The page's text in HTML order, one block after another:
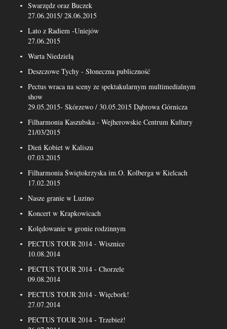
Swarzędz oraz Buczek
27.06.2015/ 28.06.2015
Lato z Radiem -Uniejów
27.06.2015
Warta Niedzielą
Deszczowe Tychy - Słoneczna publiczność
Pectus wraca na sceny ze spektakularnym multimedialnym
show
29.05.2015- Skórzewo / 30.05.2015 Dąbrowa Górnicza
Filharmonia Kaszubska - Wejherowskie Centrum Kultury
21/03/2015
Dień Kobiet w Kaliszu
07.03.2015
Filharmonia Świętokrzyska im.O. Kolberga w Kielcach
17.02.2015
Nasze granie w Luzino
Koncert w Krapkowicach
Kolędowanie w gronie rodzinnym
PECTUS TOUR 2014 - Wisznice
10.08.2014
PECTUS TOUR 2014 - Chorzele
09.08.2014
PECTUS TOUR 2014 - Więcbork!
27.07.2014
PECTUS TOUR 2014 - Trzebież!